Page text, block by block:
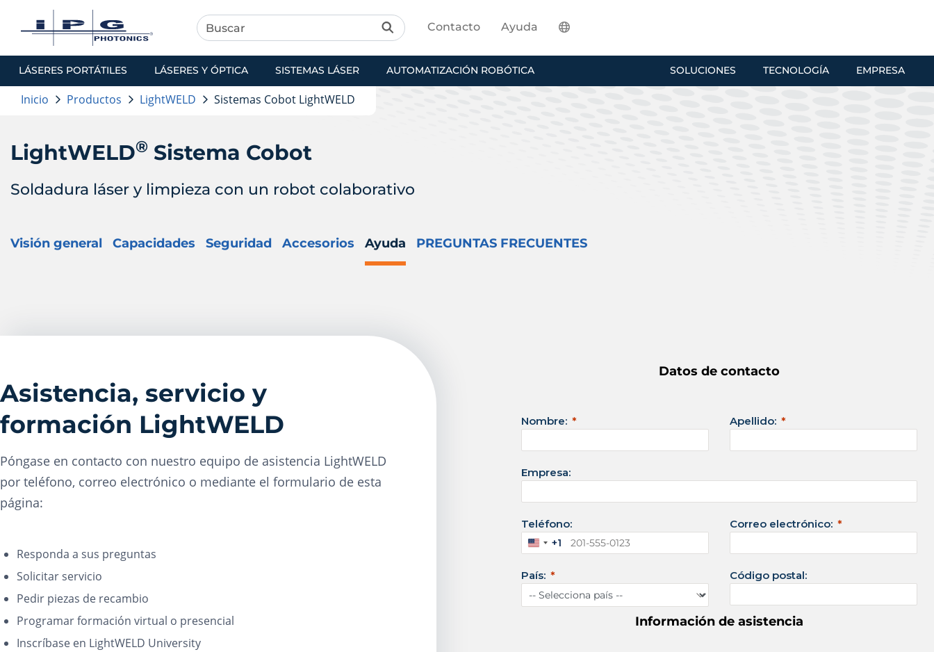
LÁSERES PORTÁTILES LÁSERES Y ÓPTICA SISTEMAS LÁSER AUTOMATIZACIÓN ROBÓTICA SOLUCIONES TECNOLOGÍA EMPRESA
Contacto Ayuda
Inicio Productos LightWELD Sistemas Cobot LightWELD
LightWELD® Sistema Cobot
Soldadura láser y limpieza con un robot colaborativo
Visión general Capacidades Seguridad Accesorios Ayuda PREGUNTAS FRECUENTES
Asistencia, servicio y
formación LightWELD
Póngase en contacto con nuestro equipo de asistencia LightWELD
por teléfono, correo electrónico o mediante el formulario de esta
página:
Responda a sus preguntas
Solicitar servicio
Pedir piezas de recambio
Programar formación virtual o presencial
Inscríbase en LightWELD University
Datos de contacto
Nombre: Apellido:
Empresa:
Teléfono:
E
t
a
+1
Correo electrónico:
País: Código postal:
Información de asistencia